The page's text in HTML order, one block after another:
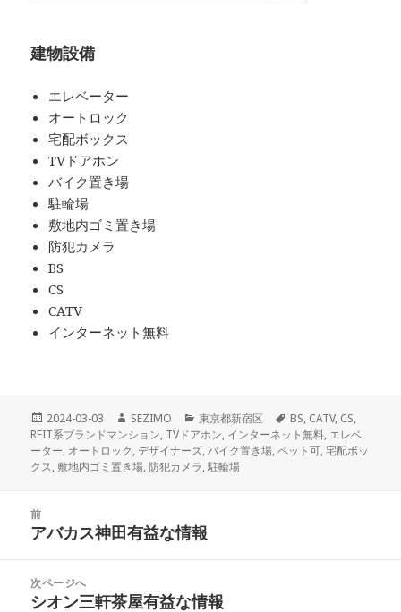
建物設備
エレベーター
オートロック
宅配ボックス
TVドアホン
バイク置き場
駐輪場
敷地内ゴミ置き場
防犯カメラ
BS
CS
CATV
インターネット無料
投
稿
日:
2024-03-03
作
成
者
SEZIMO
カ
テ
ゴ
リ
東京都新宿区
タ
グ
BS, CATV, CS,
REIT系ブランドマンション, TVドアホン, インターネット無料, エレベ
ーター, オートロック,デザイナーズ,バイク置き場,ペット可,宅配ボッ
クス, 敷地内ゴミ置き場,防犯カメラ,駐輪場
前
前
投
稿:
アバカス神田有益な情報
次ページへ
次
シオン三軒茶屋有益な情報